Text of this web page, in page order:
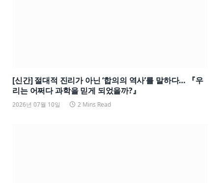
[신간] 절대적 진리가 아닌 ‘합의의 역사’를 말하다… 『우
리는 어쩌다 과학을 믿게 되었을까?』
2026년 07월 10일 2 Mins Read